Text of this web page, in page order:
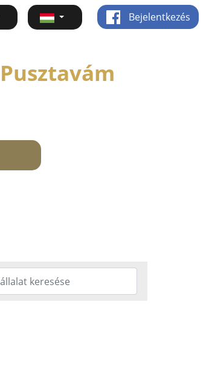
Bejelentkezés